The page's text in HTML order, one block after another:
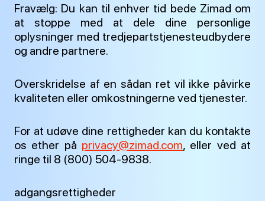
Fravælg: Du kan til enhver tid bede Zimad om
at stoppe med at dele dine personlige
oplysninger med tredjepartstjenesteudbydere
og andre partnere.
Overskridelse af en sådan ret vil ikke påvirke
kvaliteten eller omkostningerne ved tjenester.
For at udøve dine rettigheder kan du kontakte
os ether på privacy@zimad.com, eller ved at
ringe til 8 (800) 504-9838.
adgangsrettigheder